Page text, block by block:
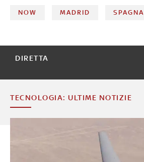
NOW MADRID SPAGNA
DIRETTA
TECNOLOGIA: ULTIME NOTIZIE